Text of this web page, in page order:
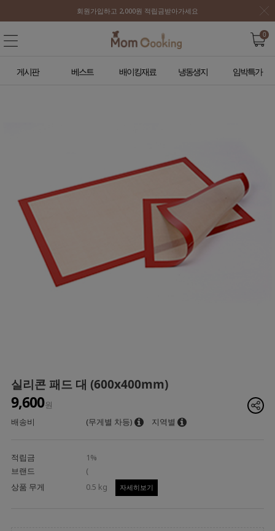
회원가입하고 2,000원 적립금받아가세요
0
게시판 베스트 배이킹재료 냉동생지 임박특가
실리콘 패드 대 (600x400mm)
9,600원
배송비
(무게별 차등) 지역별
적립금
1%
브랜드
(
상품 무게
0.5 kg 자세히보기